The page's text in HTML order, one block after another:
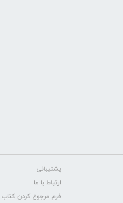
پشتیبانی
ارتباط با ما
فرم مرجوع کردن کتاب